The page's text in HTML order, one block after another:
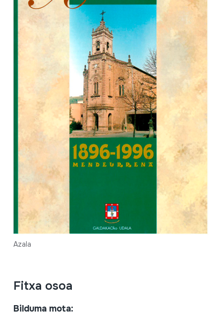
Azala
Fitxa osoa
Bilduma mota: